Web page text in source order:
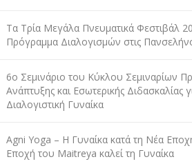
Τα Τρία Μεγάλα Πνευματικά Φεστιβάλ
Πρόγραμμα Διαλογισμών στις
6ο Σεμινάριο του Κύκλου Σεμιναρίων
Ανάπτυξης και Εσωτερικής Διδασκαλίας
Διαλογιστική Γυναίκα
Agni Yoga – Η Γυναίκα κατά τη Νέα
Εποχή του Maitreya καλεί τη Γυναίκα